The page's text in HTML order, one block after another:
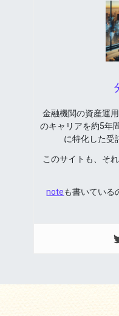
金融機関の資産運
のキャリアを約5年
に特化した受
このサイトも、そ
noteも書いている